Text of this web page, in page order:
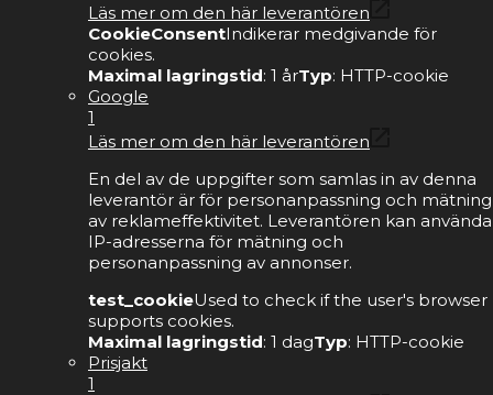
Läs mer om den här leverantören
CookieConsentIndikerar medgivande för
cookies.
Maximal lagringstid: 1 årTyp: HTTP-cookie
Google
1
Läs mer om den här leverantören
En del av de uppgifter som samlas in av denna
leverantör är för personanpassning och mätning
av reklameffektivitet. Leverantören kan använda
IP-adresserna för mätning och
personanpassning av annonser.
test_cookieUsed to check if the user's browser
supports cookies.
Maximal lagringstid: 1 dagTyp: HTTP-cookie
Prisjakt
1